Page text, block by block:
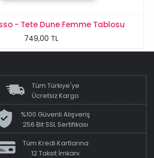
- Tete Dune Femme Tablosu
749,00 TL
Tüm Türkiye'ye
Ücretsiz Kargo
%100 Güvenli Alışveriş
256 Bit SSL Sertifikası
Tüm Kredi Kartlarına
12 Taksit İmkanı